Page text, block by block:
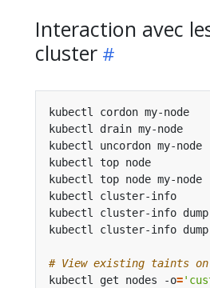
Interaction avec
cluster
kubectl
kubectl
kubectl
kubectl
kubectl
kubectl cluster-info
# View existing taints
kubectl get nodes -o=